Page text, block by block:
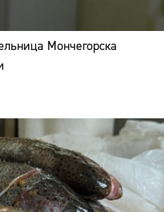
Мончегорска